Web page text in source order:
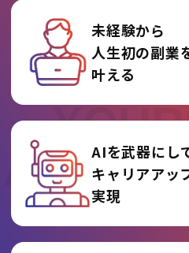
AT AI
未経験から
人生初の副業
叶える
AIを武器にし
キャリアアッ
実現